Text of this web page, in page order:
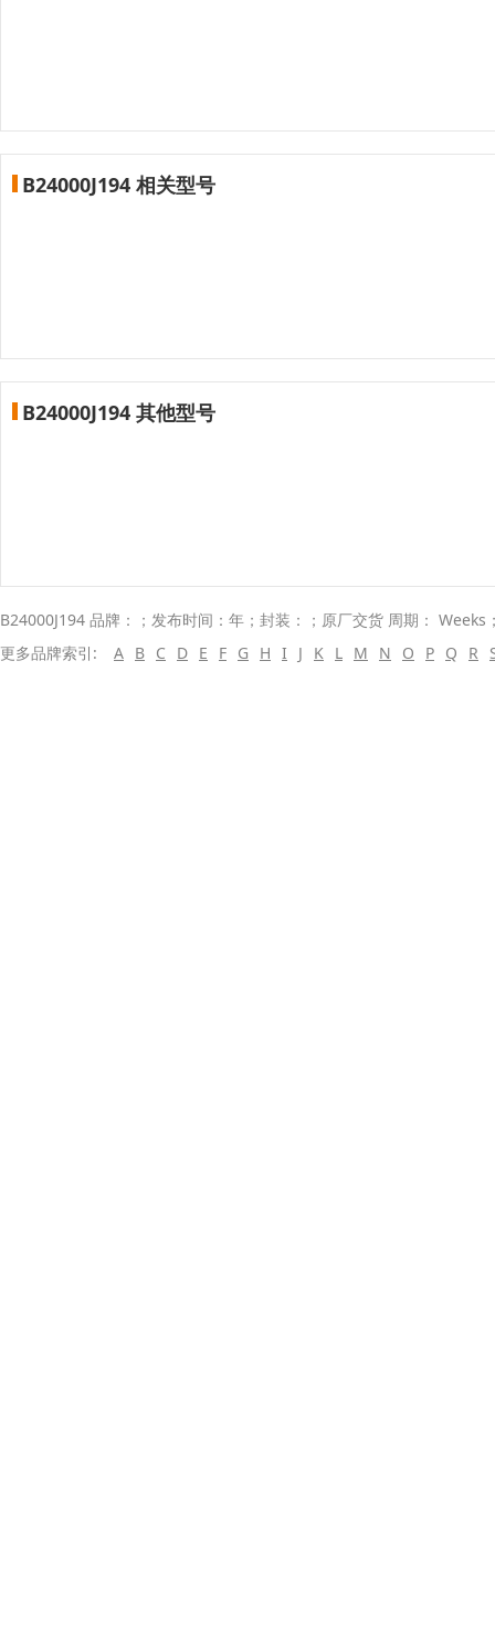
B24000J194 相关型号
B24000J194 其他型号
B24000J194 品牌：；发布时间：年；封装：；原厂交货 周期： Weeks
更多品牌索引:
A B C D E F G H I J K L M N O P Q R